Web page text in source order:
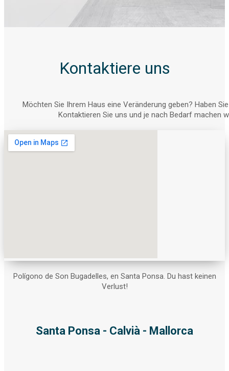
Kontaktiere uns
Möchten Sie Ihrem Haus eine Veränderung geben? Haben
Kontaktieren Sie uns und je nach Bedarf machen
Polígono de Son Bugadelles, en Santa Ponsa. Du hast keinen
Verlust!
Santa Ponsa - Calvià - Mallorca